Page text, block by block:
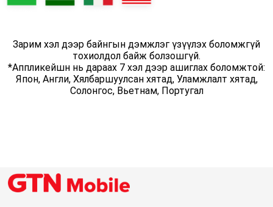
Зарим хэл дээр байнгын дэмжлэг үзүүлэх боломжгүй
тохиолдол байж болзошгүй.
*Аппликейшн нь дараах 7 хэл дээр ашиглах боломжтой:
Япон, Англи, Хялбаршуулсан хятад, Уламжлалт хятад,
Солонгос, Вьетнам, Португал